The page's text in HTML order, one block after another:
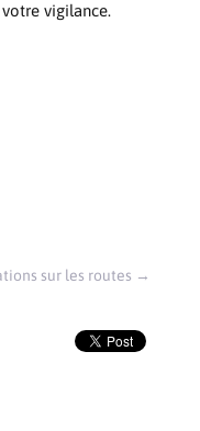
vigilance.
sur les routes →